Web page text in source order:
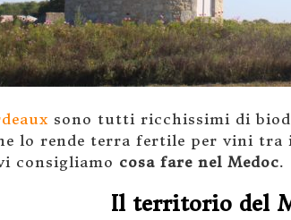
sono tutti ricchissimi di
lo rende terra fertile per vini
consigliamo cosa fare nel Medoc.
Il territorio del